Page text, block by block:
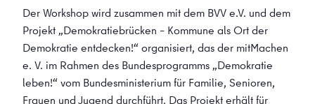
Der Workshop wird zusammen mit dem BVV e.V. und dem
Projekt „Demokratiebrücken – Kommune als Ort der
Demokratie entdecken!“ organisiert, das der mitMachen
e. V. im Rahmen des Bundesprogramms „Demokratie
leben!“ vom Bundesministerium für Familie, Senioren,
Frauen und Jugend durchführt. Das Projekt erhält für